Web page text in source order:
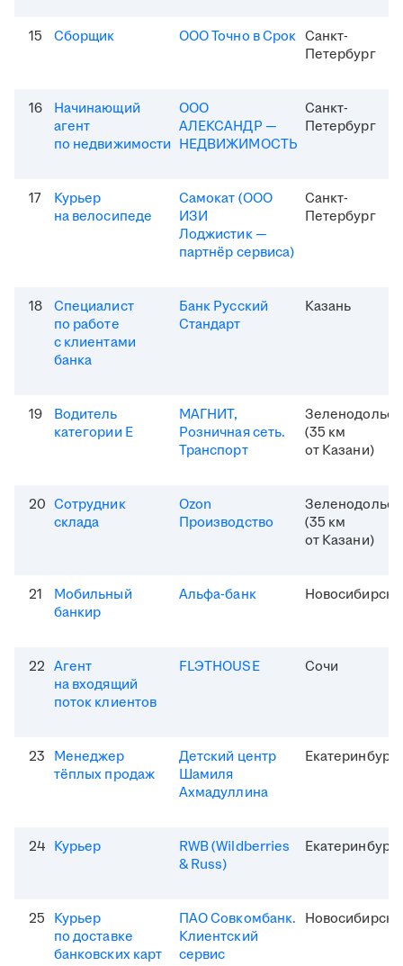
15 Сборщик ООО Точно в Срок Санкт-
Петербург
16
Начинающий
агент
по недвижимости
ООО
АЛЕКСАНДР —
НЕДВИЖИМОСТЬ
Санкт-
Петербург
17
Курьер
на велосипеде
Самокат (ООО
ИЗИ
Лоджистик —
партнёр сервиса)
Санкт-
Петербург
18
Специалист
по работе
с клиентами
банка
Банк Русский
Стандарт
Казань
19
Водитель
категории Е
МАГНИТ,
Розничная сеть.
Транспорт
Зеленодольск
(35 км
от Казани)
20 Сотрудник
склада
Ozon
Производство
Зеленодольск
(35 км
от Казани)
21
Мобильный
банкир
Альфа-банк Новосибирск
22 Агент
на входящий
поток клиентов
FLЭTHOUSE Сочи
23 Менеджер
тёплых продаж
Детский центр
Шамиля
Ахмадуллина
Екатеринбург
24 Курьер
RWB (Wildberries
& Russ)
Екатеринбург
25 Курьер
по доставке
банковских карт
ПАО Совкомбанк.
Клиентский
сервис
Новосибирск